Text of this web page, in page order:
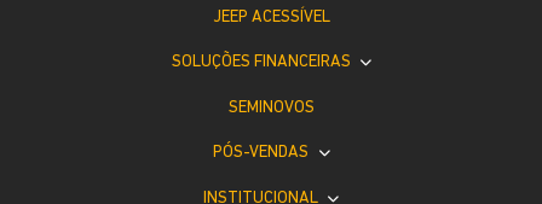
JEEP ACESSÍVEL
SOLUÇÕES FINANCEIRAS
SEMINOVOS
PÓS-VENDAS
INSTITUCIONAL